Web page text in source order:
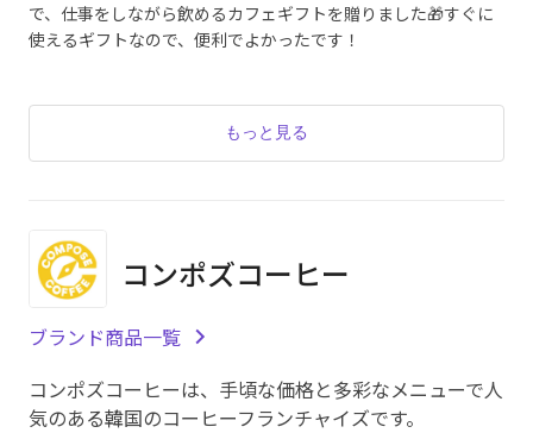
で、仕事をしながら飲めるカフェギフトを贈りました🎁すぐに
使えるギフトなので、便利でよかったです！
もっと見る
コンポズコーヒー
ブランド商品一覧
コンポズコーヒーは、手頃な価格と多彩なメニューで人
気のある韓国のコーヒーフランチャイズです。